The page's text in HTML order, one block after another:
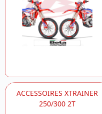
ACCESSOIRES XTRAINER
250/300 2T